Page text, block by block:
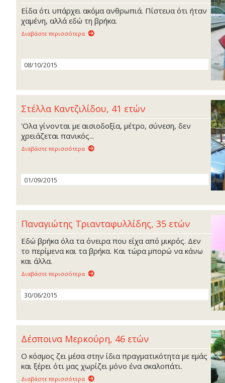
Είδα ότι υπάρχει ακόμα ανθρωπιά. Πίστευα ότι ήταν
χαμένη, αλλά εδώ τη βρήκα.
Διαβάστε περισσότερα
08/10/2015
Στέλλα Καντζιλίδου, 41 ετών
'Ολα γίνονται με αισιοδοξία, μέτρο, σύνεση, δεν
χρειάζεται πανικός...
Διαβάστε περισσότερα
01/09/2015
Παναγιώτης Τριανταφυλλίδης, 35 ετών
Εδώ βρήκα όλα τα όνειρα που είχα από μικρός. Δεν
το περίμενα και τα βρήκα. Και τώρα μπορώ να κάνω
και άλλα.
Διαβάστε περισσότερα
30/06/2015
Δέσποινα Μερκούρη, 46 ετών
Ο κόσμος ζει μέσα στην ίδια πραγματικότητα με εμάς
και ξέρει ότι μας χωρίζει μόνο ένα σκαλοπάτι.
Διαβάστε περισσότερα